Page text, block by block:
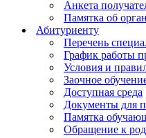
Анкета
Памятка об
Абитуриенту
Перечень
График работы
Условия и
Заочное
Доступная среда
Документы для
Памятка
Обращение к